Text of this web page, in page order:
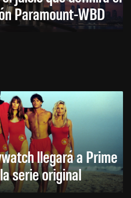
Paramount-WBD
llegará a Prime
serie original